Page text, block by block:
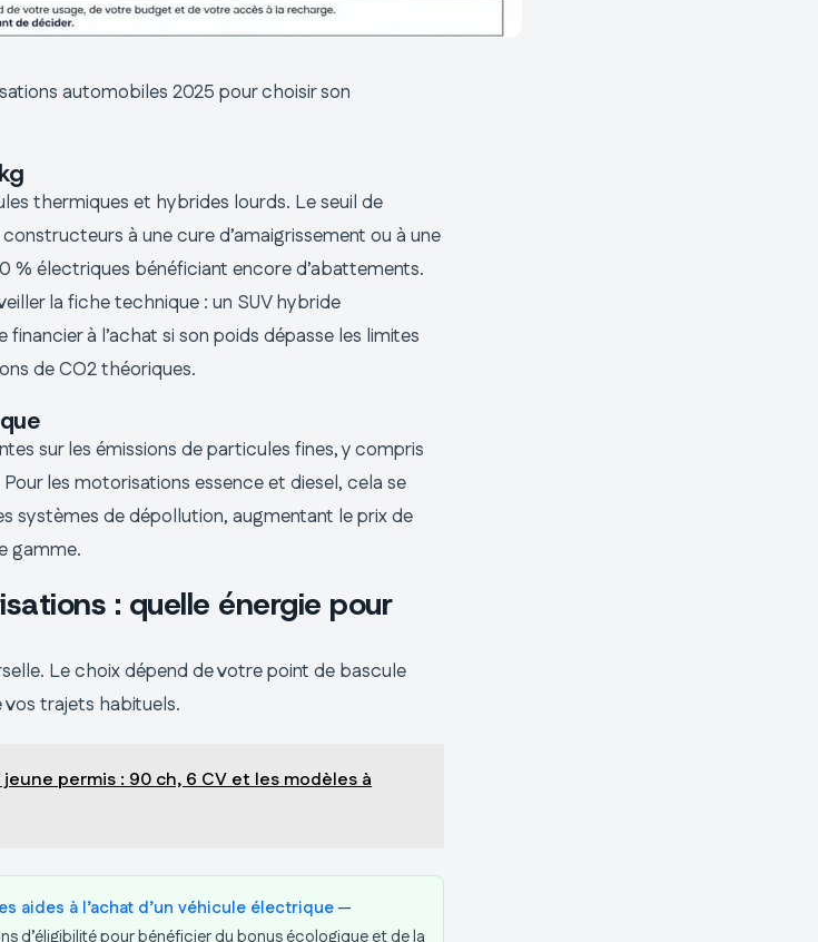
automobiles 2025 pour choisir son
thermiques et hybrides lourds. Le seuil de
à une cure d’amaigrissement ou à une
% électriques bénéficiant encore d’abattements.
la fiche technique : un SUV hybride
à l’achat si son poids dépasse les limites
de CO2 théoriques.
sur les émissions de particules fines, y compris
les motorisations essence et diesel, cela se
systèmes de dépollution, augmentant le prix de
gamme.
: quelle énergie pour
Le choix dépend de votre point de bascule
trajets habituels.
permis : 90 ch, 6 CV et les modèles à
aides à l’achat d’un véhicule électrique—
d’éligibilité pour bénéficier du bonus écologique et de la